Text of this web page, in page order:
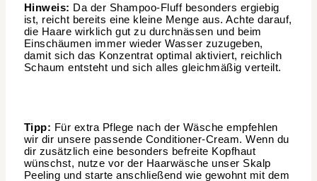
Hinweis: Da der Shampoo-Fluff besonders ergiebig
ist, reicht bereits eine kleine Menge aus. Achte darauf,
die Haare wirklich gut zu durchnässen und beim
Einschäumen immer wieder Wasser zuzugeben,
damit sich das Konzentrat optimal aktiviert, reichlich
Schaum entsteht und sich alles gleichmäßig verteilt.
Tipp: Für extra Pflege nach der Wäsche empfehlen
wir dir unsere passende Conditioner-Cream. Wenn du
dir zusätzlich eine besonders befreite Kopfhaut
wünschst, nutze vor der Haarwäsche unser Skalp
Peeling und starte anschließend wie gewohnt mit dem